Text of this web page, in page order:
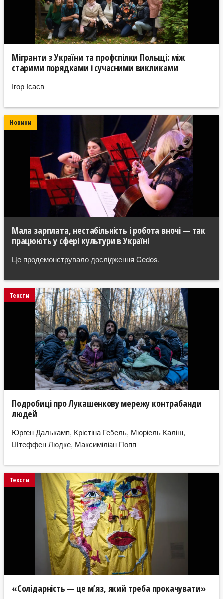
Мігранти з України та профспілки Польщі: між
старими порядками і сучасними викликами
Ігор Ісаєв
Новини
Мала зарплата, нестабільність і робота вночі — так
працюють у сфері культури в Україні
Це продемонструвало дослідження Cedos.
Тексти
Подробиці про Лукашенкову мережу контрабанди
людей
Юрген Далькамп, Крістіна Гебель, Мюріель Каліш,
Штеффен Людке, Максиміліан Попп
Тексти
«Солідарність — це м’яз, який треба прокачувати»